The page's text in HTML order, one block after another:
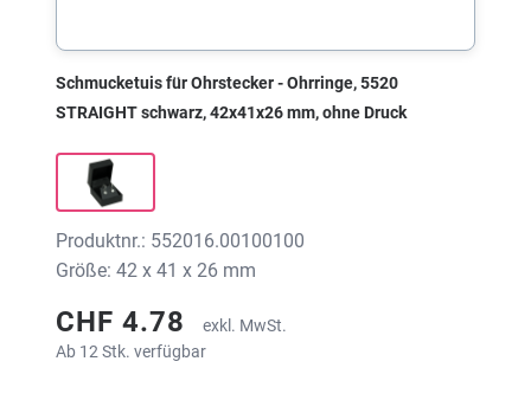
Schmucketuis für Ohrstecker - Ohrringe, 5520
STRAIGHT schwarz, 42x41x26 mm, ohne Druck
Produktnr.: 552016.00100100
Größe: 42 x 41 x 26 mm
CHF 4.78
exkl. MwSt.
Ab 12 Stk. verfügbar